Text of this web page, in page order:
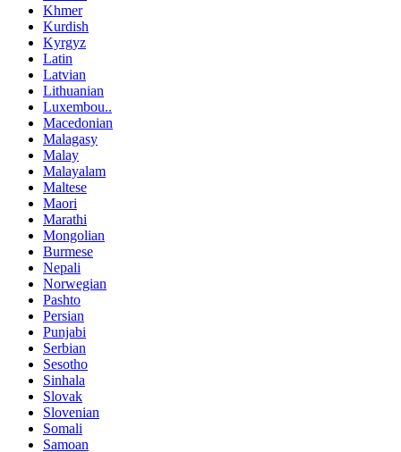
Khmer
Kurdish
Kyrgyz
Latin
Latvian
Lithuanian
Luxembou..
Macedonian
Malagasy
Malay
Malayalam
Maltese
Maori
Marathi
Mongolian
Burmese
Nepali
Norwegian
Pashto
Persian
Punjabi
Serbian
Sesotho
Sinhala
Slovak
Slovenian
Somali
Samoan